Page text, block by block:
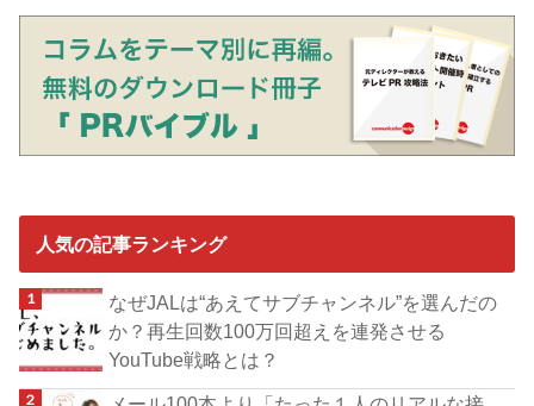
人気の記事ランキング
なぜJALは“あえてサブチャンネル”を選んだの
か？再生回数100万回超えを連発させる
YouTube戦略とは？